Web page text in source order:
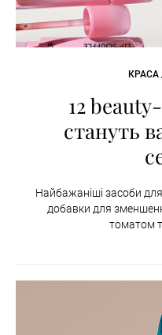
КРАСА
12
стануть
Найбажаніші засоби
добавки для
томатом